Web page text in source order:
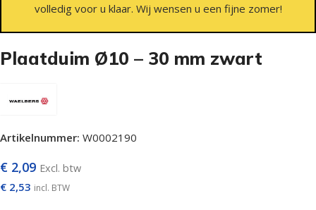
volledig voor u klaar. Wij wensen u een fijne zomer!
Plaatduim Ø10 – 30 mm zwart
Artikelnummer: W0002190
€ 2,09 Excl. btw
€ 2,53 incl. BTW